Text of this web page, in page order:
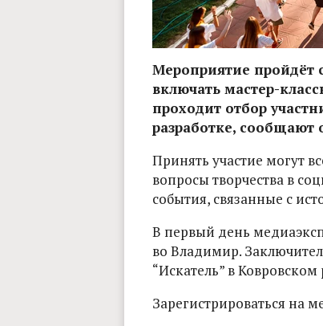
Мероприятие пройдёт
включать мастер-
проходит отбор
разработке, сообщают
Принять участие могут
вопросы творчества в
события, связанные с
В первый день
во Владимир.
“Искатель” в Ковровском
Зарегистрироваться на